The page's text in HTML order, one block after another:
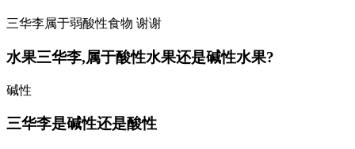
三华李属于弱酸性食物 谢谢
水果三华李,属于酸性水果还是碱性水果?
碱性
三华李是碱性还是酸性